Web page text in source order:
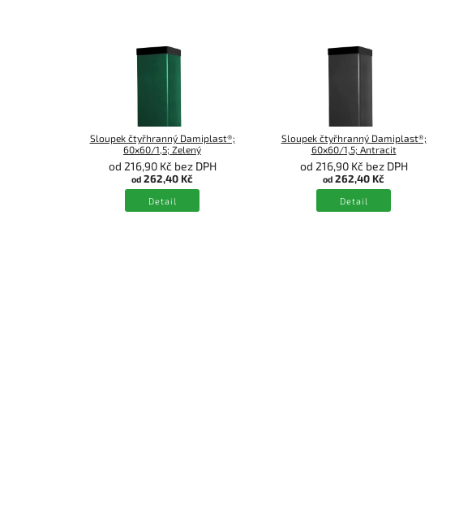
Sloupek čtyřhranný Damiplast®;
60x60/1,5; Zelený
od 216,90 Kč bez DPH
od 262,40 Kč
Detail
Sloupek čtyřhranný Damiplast®;
60x60/1,5; Antracit
od 216,90 Kč bez DPH
od 262,40 Kč
Detail